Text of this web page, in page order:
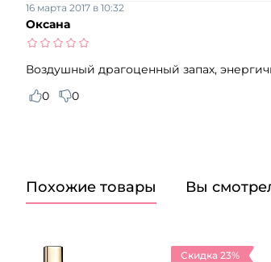
Оксана
16 марта 2017 в 10:32
Воздушный драгоценный запах,
0
0
Похожие товары Вы
Скидка 23%